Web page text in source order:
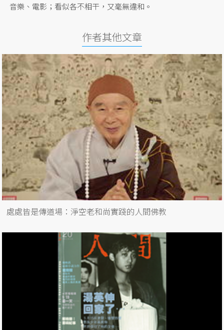
音樂、電影；看似各不相干，又毫無違和。
作者其他文章
處處皆是傳道場：淨空老和尚實踐的人間佛教